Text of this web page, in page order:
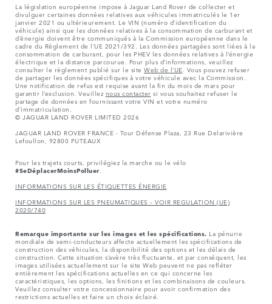
La législation européenne impose à Jaguar Land Rover de collecter et
divulguer certaines données relatives aux véhicules immatriculés le 1er
janvier 2021 ou ultérieurement. Le VIN (numéro d’identification du
véhicule) ainsi que les données relatives à la consommation de carburant et
d’énergie doivent être communiqués à la Commission européenne dans le
cadre du Règlement de l’UE 2021/392. Les données partagées sont liées à la
consommation de carburant, pour les PHEV les données relatives à l’énergie
électrique et la distance parcourue. Pour plus d’informations, veuillez
consulter le règlement publié sur le site Web de l’UE . Vous pouvez refuser
de partager les données spécifiques à votre véhicule avec la Commission.
Une notification de refus est requise avant la fin du mois de mars pour
garantir l’exclusion. Veuillez nous contacter si vous souhaitez refuser le
partage de données en fournissant votre VIN et votre numéro
d’immatriculation.
© JAGUAR LAND ROVER LIMITED 2026
JAGUAR LAND ROVER FRANCE - Tour Défense Plaza, 23 Rue Delarivière
Lefoullon, 92800 PUTEAUX
Pour les trajets courts, privilégiez la marche ou le vélo
#SeDéplacerMoinsPolluer
INFORMATIONS SUR LES ÉTIQUETTES ÉNERGIE
INFORMATIONS SUR LES PNEUMATIQUES – VOIR REGULATION (UE)
2020/740
Remarque importante sur les images et les spécifications. La pénurie
mondiale de semi-conducteurs affecte actuellement les spécifications de
construction des véhicules, la disponibilité des options et les délais de
construction. Cette situation s’avère très fluctuante, et par conséquent, les
images utilisées actuellement sur le site Web peuvent ne pas refléter
entièrement les spécifications actuelles en ce qui concerne les
caractéristiques, les options, les finitions et les combinaisons de couleurs.
Veuillez consulter votre concessionnaire pour avoir confirmation des
restrictions actuelles et faire un choix éclairé.